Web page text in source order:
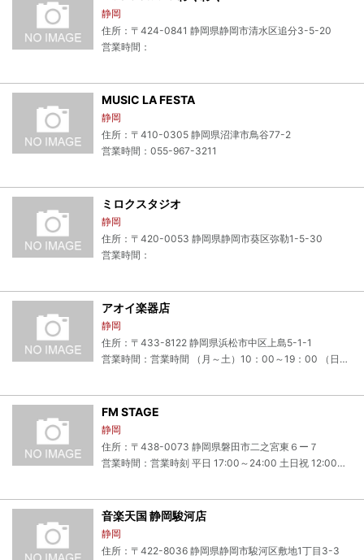
静岡
住所：〒424-0841 静岡県静岡市清水区追分3-5-20
営業時間：
MUSIC LA FESTA
静岡
住所：〒410-0305 静岡県沼津市鳥谷77-2
営業時間：055-967-3211
ミロクスタジオ
静岡
住所：〒420-0053 静岡県静岡市葵区弥勒1-5-30
営業時間：
アオイ楽器店
静岡
住所：〒433-8122 静岡県浜松市中区上島5-1-1
営業時間：営業時間 （月～土）10：00～19：00 （日）10：00～18：30 夜間営業（楽器・楽譜・スタジオ） 深夜0：00迄 （夜間営業は、スタジオ営業状況により、早めに閉店する場合があります） 定休日：水曜日 他季節休業有
FM STAGE
静岡
住所：〒438-0073 静岡県磐田市二之宮東６ー７
営業時間：営業時刻 平日 17:00～24:00 土日祝 12:00～24:00 定休日 毎週月曜、年末年始(12/30～1/3)
音楽天国 静岡駿河店
静岡
住所：〒422-8036 静岡県静岡市駿河区敷地1丁目3-3